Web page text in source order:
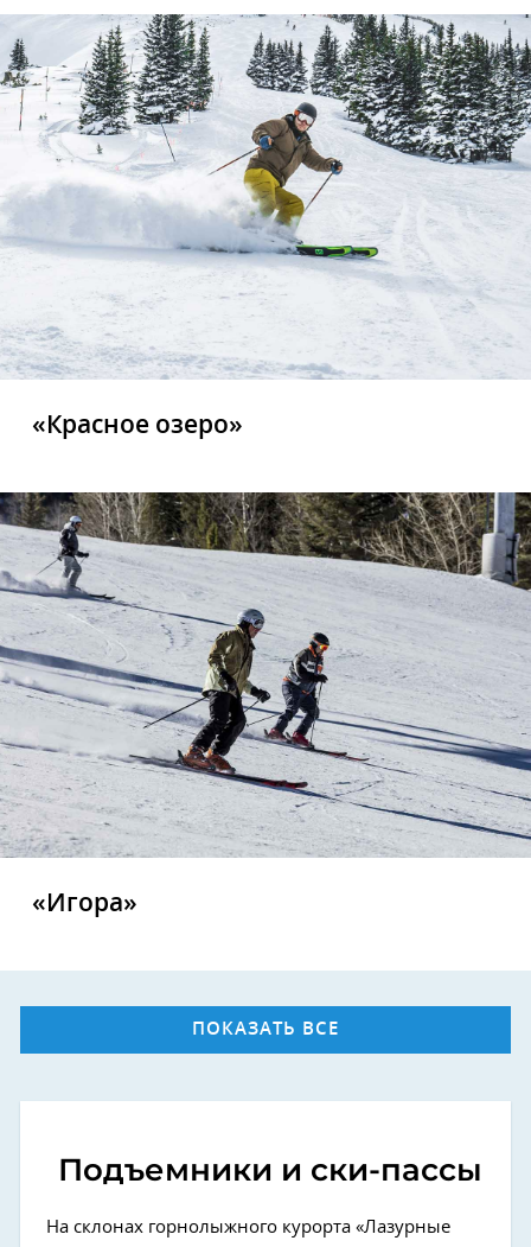
«Красное озеро»
«Игора»
ПОКАЗАТЬ ВСЕ
Подъемники и ски-пассы
На склонах горнолыжного курорта «Лазурные